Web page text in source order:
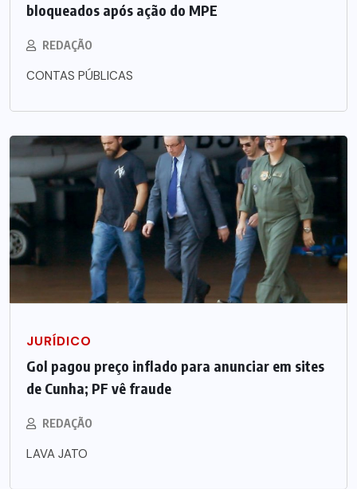
bloqueados após ação do MPE
REDAÇÃO
CONTAS PÚBLICAS
JURÍDICO
Gol pagou preço inflado para anunciar em sites
de Cunha; PF vê fraude
REDAÇÃO
LAVA JATO